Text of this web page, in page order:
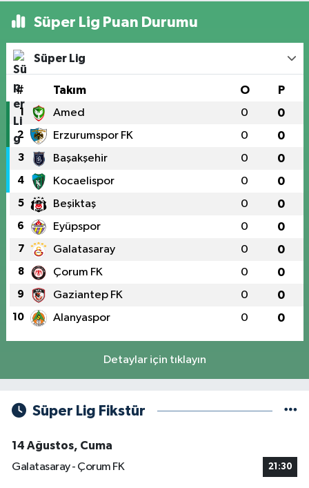
Süper Lig Puan Durumu
Süper Lig
# Takım O P
1 Amed 0 0
2 Erzurumspor FK 0 0
3 Başakşehir 0 0
4 Kocaelispor 0 0
5 Beşiktaş 0 0
6 Eyüpspor 0 0
7 Galatasaray 0 0
8 Çorum FK 0 0
9 Gaziantep FK 0 0
10 Alanyaspor 0 0
Detaylar için tıklayın
Süper Lig Fikstür
14 Ağustos, Cuma
Galatasaray - Çorum FK
21:30